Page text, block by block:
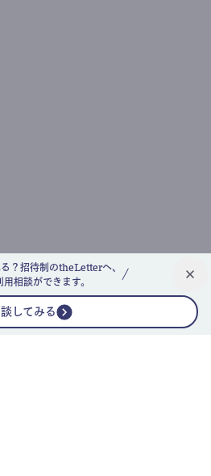
？招待制のtheLetterへ、
用相談ができます。
してみる